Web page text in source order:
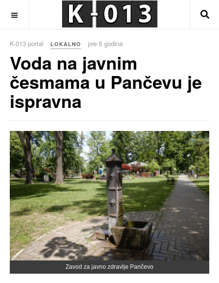
K-013 portal LOKALNO pre 5 godina
Voda na javnim
česmama u Pančevu je
ispravna
Zavod za javno zdravlje Pančevo